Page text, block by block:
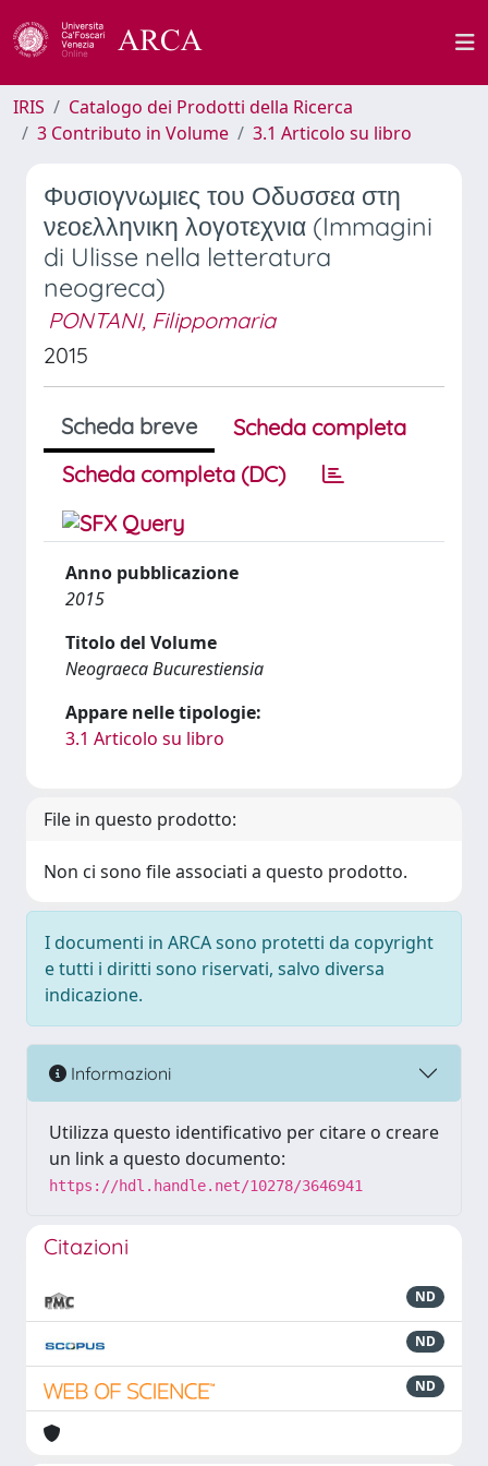
IRIS
Catalogo dei Prodotti della Ricerca
3 Contributo in Volume
3.1 Articolo su libro
Φυσιογνωμιες του Οδυσσεα στη
νεοελληνικη λογοτεχνια (Immagini
di Ulisse nella letteratura
neogreca)
PONTANI, Filippomaria
2015
Scheda breve
Scheda completa
Scheda completa (DC)
Anno pubblicazione
2015
Titolo del Volume
Neograeca Bucurestiensia
Appare nelle tipologie:
3.1 Articolo su libro
File in questo prodotto:
Non ci sono file associati a questo prodotto.
I documenti in ARCA sono protetti da copyright
e tutti i diritti sono riservati, salvo diversa
indicazione.
Informazioni
Utilizza questo identificativo per citare o creare
un link a questo documento:
https://hdl.handle.net/10278/3646941
Citazioni
ND
ND
ND